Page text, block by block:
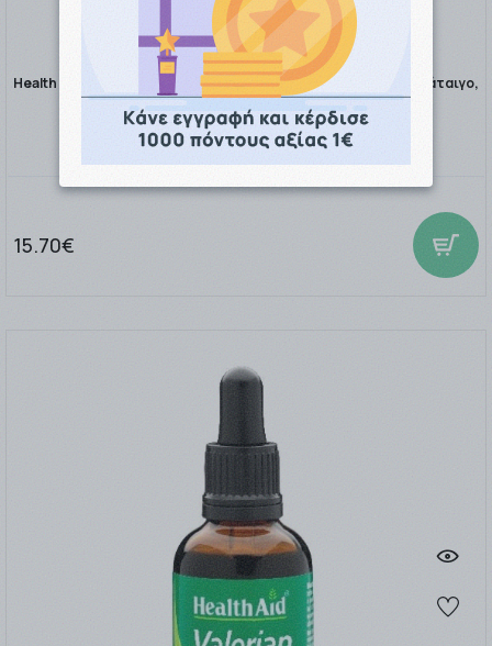
Health Aid Tranquil Συμπλήρωμα Διατροφής με Βαλεριάνα, Κράταιγο,
Πασιφλόρα & Υπέ …
15.70€